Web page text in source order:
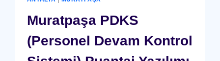
Muratpaşa PDKS
(Personel Devam Kontrol